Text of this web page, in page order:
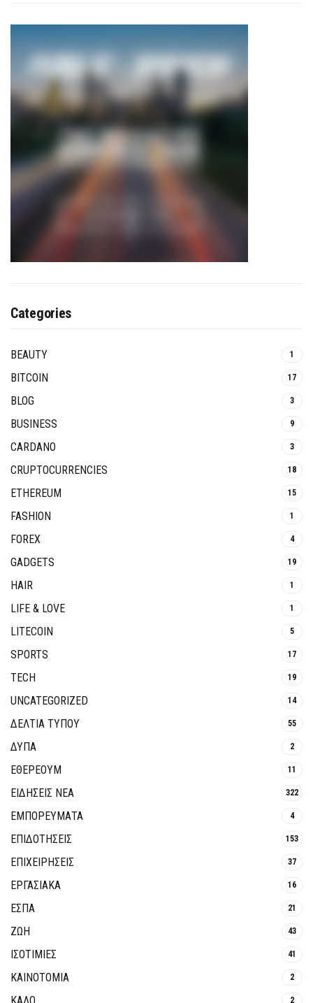
Categories
BEAUTY 1
BITCOIN 17
BLOG 3
BUSINESS 9
CARDANO 3
CRUPTOCURRENCIES 18
ETHEREUM 15
FASHION 1
FOREX 4
GADGETS 19
HAIR 1
LIFE & LOVE 1
LITECOIN 5
SPORTS 17
TECH 19
UNCATEGORIZED 14
ΔΕΛΤΙΑ ΤΥΠΟΥ 55
ΔΥΠΑ 2
ΕΘΈΡΕΟΥΜ 11
ΕΙΔΗΣΕΙΣ ΝΕΑ 322
ΕΜΠΟΡΕΥΜΑΤΑ 4
ΕΠΙΔΟΤΗΣΕΙΣ 153
ΕΠΙΧΕΙΡΗΣΕΙΣ 37
ΕΡΓΑΣΙΑΚΑ 16
ΕΣΠΑ 21
ΖΩΗ 43
ΙΣΟΤΙΜΙΕΣ 41
ΚΑΙΝΟΤΟΜΊΑ 2
2